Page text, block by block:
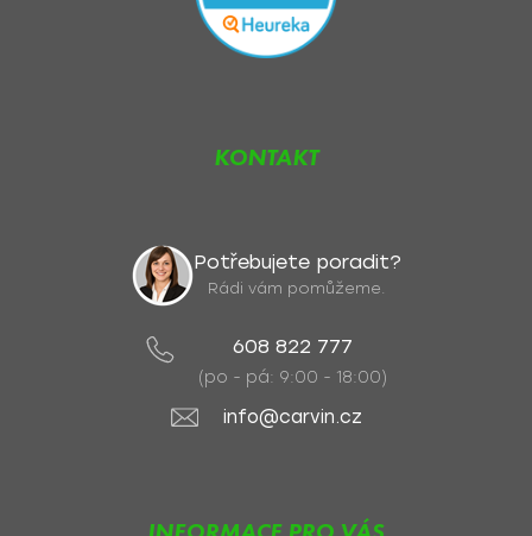
KONTAKT
Potřebujete poradit?
Rádi vám pomůžeme.
608 822 777
(po - pá: 9:00 - 18:00)
info@carvin.cz